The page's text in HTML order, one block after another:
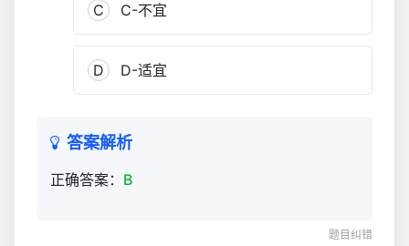
C C-不宜
D D-适宜
答案解析
正确答案： B
题目纠错